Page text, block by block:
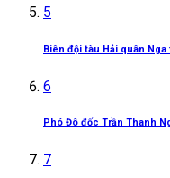
5
Biên đội tàu Hải quân Nga
6
Phó Đô đốc Trần Thanh
7